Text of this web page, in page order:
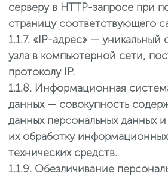
серверу в HTTP-запросе при
страницу соответствующего
1.1.7. «IP-адрес» — уникальный
узла в компьютерной сети,
протоколу IP.
1.1.8. Информационная
данных — совокупность
данных персональных данных
их обработку
технических средств.
1.1.9. Обезличивание